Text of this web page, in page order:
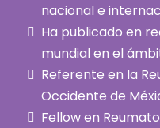
nacional e
Ha publicado en
mundial en el
Referente en la
Occidente de
Fellow en